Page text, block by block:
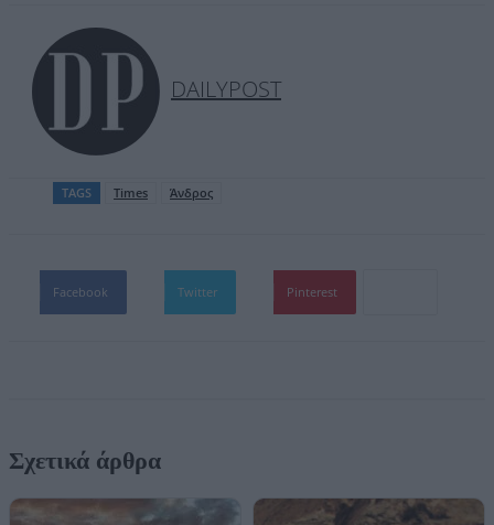
DAILYPOST
TAGS Times Άνδρος
Facebook Twitter Pinterest
Σχετικά άρθρα